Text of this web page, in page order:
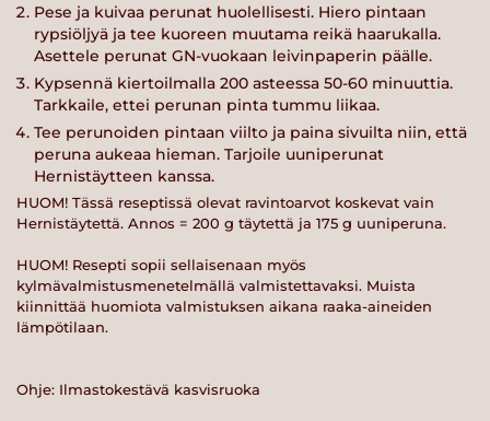
Pese ja kuivaa perunat huolellisesti. Hiero pintaan
rypsiöljyä ja tee kuoreen muutama reikä haarukalla.
Asettele perunat GN-vuokaan leivinpaperin päälle.
Kypsennä kiertoilmalla 200 asteessa 50-60 minuuttia.
Tarkkaile, ettei perunan pinta tummu liikaa.
Tee perunoiden pintaan viilto ja paina sivuilta niin, että
peruna aukeaa hieman. Tarjoile uuniperunat
Hernistäytteen kanssa.
HUOM! Tässä reseptissä olevat ravintoarvot koskevat vain
Hernistäytettä. Annos = 200 g täytettä ja 175 g uuniperuna.
HUOM! Resepti sopii sellaisenaan myös
kylmävalmistusmenetelmällä valmistettavaksi. Muista
kiinnittää huomiota valmistuksen aikana raaka-aineiden
lämpötilaan.
Ohje: Ilmastokestävä kasvisruoka